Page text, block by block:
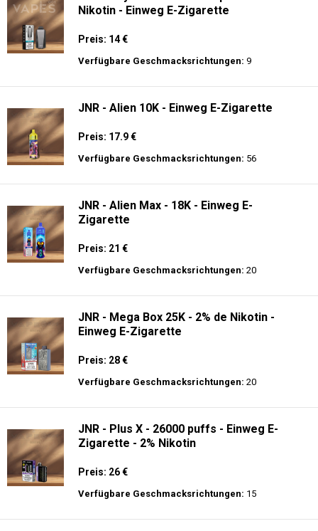
Nikotin - Einweg E-Zigarette
Preis: 14 €
Verfügbare Geschmacksrichtungen: 9
JNR - Alien 10K - Einweg E-Zigarette
Preis: 17.9 €
Verfügbare Geschmacksrichtungen: 56
JNR - Alien Max - 18K - Einweg E-
Zigarette
Preis: 21 €
Verfügbare Geschmacksrichtungen: 20
JNR - Mega Box 25K - 2% de Nikotin -
Einweg E-Zigarette
Preis: 28 €
Verfügbare Geschmacksrichtungen: 20
JNR - Plus X - 26000 puffs - Einweg E-
Zigarette - 2% Nikotin
Preis: 26 €
Verfügbare Geschmacksrichtungen: 15